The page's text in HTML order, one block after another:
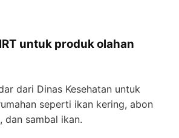
untuk produk olahan
dari Dinas Kesehatan untuk
seperti ikan kering, abon
dan sambal ikan.